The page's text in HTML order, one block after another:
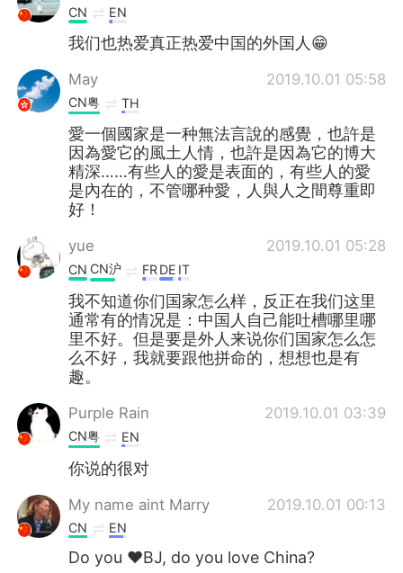
CN EN
我们也热爱真正热爱中国的外国人😁
May 2019.10.01 05:58
CN粤 TH
愛一個國家是一种無法言說的感覺，也許是
因為愛它的風土人情，也許是因為它的博大
精深……有些人的愛是表面的，有些人的愛
是內在的，不管哪种愛，人與人之間尊重即
好！
yue 2019.10.01 05:28
CN CN沪 FRDE IT
我不知道你们国家怎么样，反正在我们这里
通常有的情况是：中国人自己能吐槽哪里哪
里不好。但是要是外人来说你们国家怎么怎
么不好，我就要跟他拼命的，想想也是有
趣。
Purple Rain 2019.10.01 03:39
CN粤 EN
你说的很对
My name aint Marry 2019.10.01 00:13
CN EN
Do you ❤BJ, do you love China?